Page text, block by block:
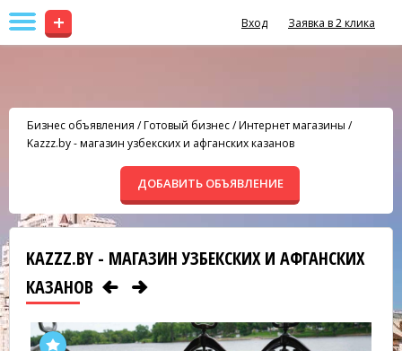
+ Вход Заявка в 2 клика
Бизнес объявления /Готовый бизнес/Интернет магазины /
Kazzz.by - магазин узбекских и афганских казанов
ДОБАВИТЬ ОБЪЯВЛЕНИЕ
KAZZZ.BY - МАГАЗИН УЗБЕКСКИХ И АФГАНСКИХ
КАЗАНОВ